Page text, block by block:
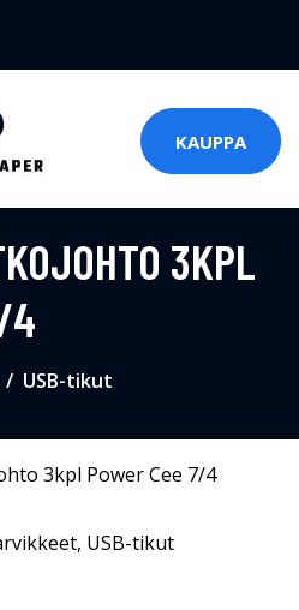
KAUPPA
3KPL
4
USB-tikut
, USB-tikut